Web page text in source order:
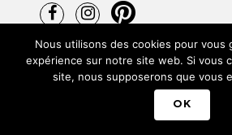
TOUS DROITS RÉSERVÉS © 2026
Nous utilisons des cookies pour vous
expérience sur notre site web. Si vous
site, nous supposerons que vous
OK